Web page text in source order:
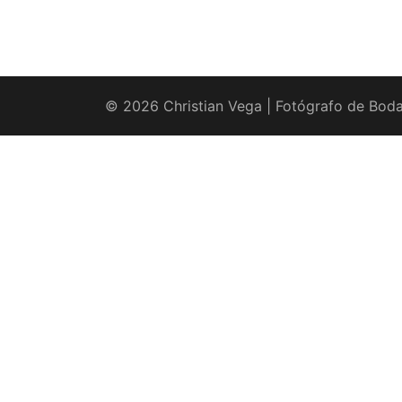
© 2026 Christian Vega | Fotógrafo de